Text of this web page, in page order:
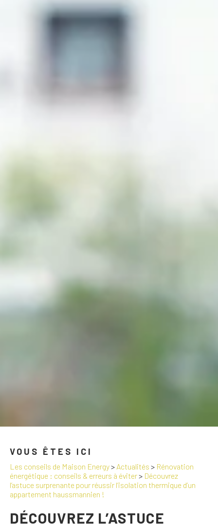
VOUS ÊTES ICI
Les conseils de Maison Energy> Actualités > Rénovation
énergétique : conseils & erreurs à éviter> Découvrez
l’astuce surprenante pour réussir l’isolation thermique d’un
appartement haussmannien !
DÉCOUVREZ L’ASTUCE